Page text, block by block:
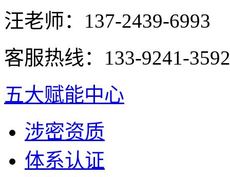
汪老师： 137-2439-6993
客服热线： 133-9241-3592
五大赋能中心
涉密资质
体系认证